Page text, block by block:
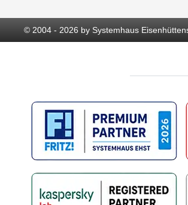
© 2004 - 2026 by Systemhaus